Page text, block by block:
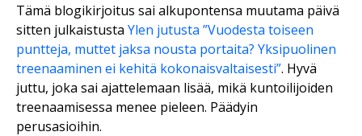
Tämä blogikirjoitus sai alkupontensa muutama päivä
sitten julkaistusta Ylen jutusta ”Vuodesta toiseen
puntteja, muttet jaksa nousta portaita? Yksipuolinen
treenaaminen ei kehitä kokonaisvaltaisesti”. Hyvä
juttu, joka sai ajattelemaan lisää, mikä kuntoilijoiden
treenaamisessa menee pieleen. Päädyin
perusasioihin.